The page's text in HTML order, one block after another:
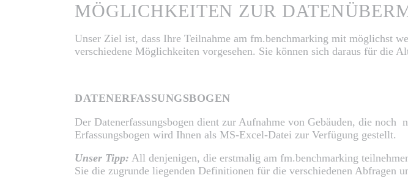
MÖGLICHKEITEN ZUR
Unser Ziel ist, dass Ihre Teilnahme am fm.benchmarking mit möglichst
verschiedene Möglichkeiten vorgesehen. Sie können sich daraus für die
DATENERFASSUNGSBOGEN
Der Datenerfassungsbogen dient zur Aufnahme von Gebäuden, die
Erfassungsbogen wird Ihnen als MS-Excel-Datei zur Verfügung gestellt.
Unser Tipp: All denjenigen, die erstmalig am fm.benchmarking
Sie die zugrunde liegenden Definitionen für die verschiedenen Abfragen